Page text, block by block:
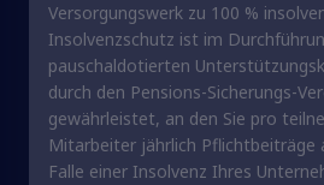
Versorgungswerk zu 100 %
Insolvenzschutz ist im
pauschaldotierten
durch den Pensions-Sicherungs-
gewährleistet, an den Sie pro
Mitarbeiter jährlich Pflichtbeiträge
Falle einer Insolvenz Ihres